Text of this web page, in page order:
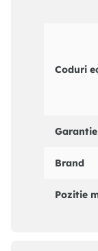
Coduri
Garantie
Brand
Pozitie